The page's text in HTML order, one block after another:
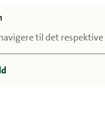
til det